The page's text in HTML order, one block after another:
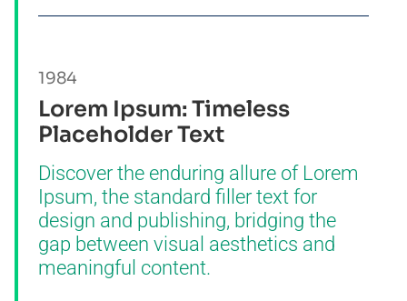
1984
Lorem Ipsum: Timeless
Placeholder Text
Discover the enduring allure of Lorem
Ipsum, the standard filler text for
design and publishing, bridging the
gap between visual aesthetics and
meaningful content.